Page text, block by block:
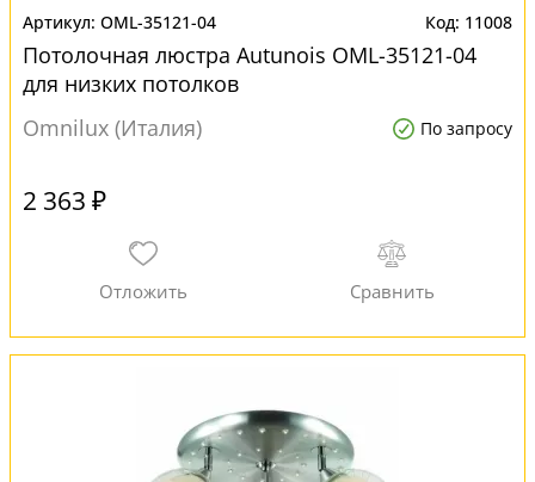
OML-35121-04 11008
Потолочная люстра Autunois OML-35121-04
для низких потолков
Omnilux (Италия)
По запросу
2 363 ₽